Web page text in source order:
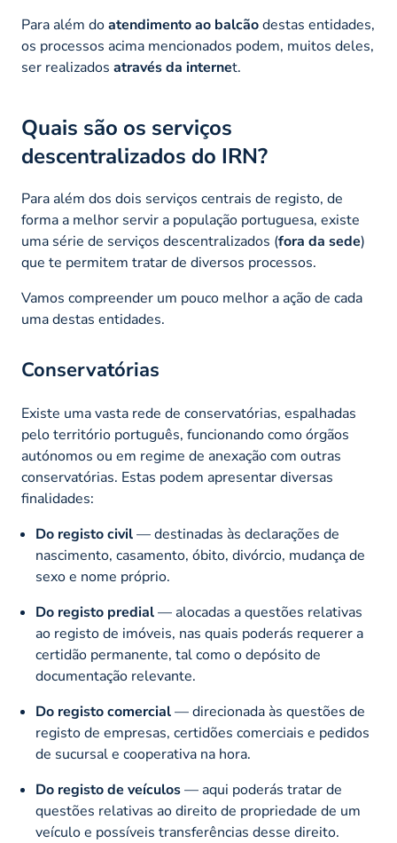
Para além doatendimento ao balcãodestas entidades,
os processos acima mencionados podem, muitos deles,
ser realizados através da internet.
Quais são os serviços
descentralizados do IRN?
Para além dos dois serviços centrais de registo, de
forma a melhor servir a população portuguesa, existe
uma série de serviços descentralizados (fora da sede)
que te permitem tratar de diversos processos.
Vamos compreender um pouco melhor a ação de cada
uma destas entidades.
Conservatórias
Existe uma vasta rede de conservatórias, espalhadas
pelo território português, funcionando como órgãos
autónomos ou em regime de anexação com outras
conservatórias. Estas podem apresentar diversas
finalidades:
Do registo civil— destinadas às declarações de
nascimento, casamento, óbito, divórcio, mudança de
sexo e nome próprio.
Do registo predial— alocadas a questões relativas
ao registo de imóveis, nas quais poderás requerer a
certidão permanente, tal como o depósito de
documentação relevante.
Do registo comercial— direcionada às questões de
registo de empresas, certidões comerciais e pedidos
de sucursal e cooperativa na hora.
Do registo de veículos— aqui poderás tratar de
questões relativas ao direito de propriedade de um
veículo e possíveis transferências desse direito.